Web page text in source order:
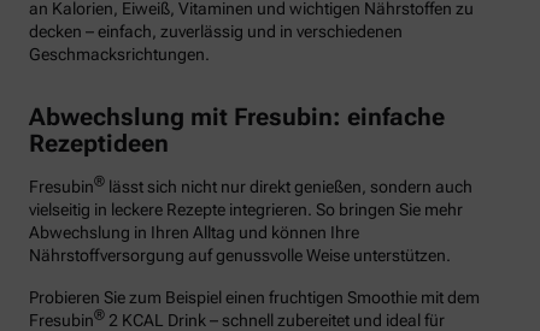
an Kalorien, Eiweiß, Vitaminen und wichtigen Nährstoffen zu
decken – einfach, zuverlässig und in verschiedenen
Geschmacksrichtungen.
Abwechslung mit Fresubin: einfache
Rezeptideen
Fresubin® lässt sich nicht nur direkt genießen, sondern auch
vielseitig in leckere Rezepte integrieren. So bringen Sie mehr
Abwechslung in Ihren Alltag und können Ihre
Nährstoffversorgung auf genussvolle Weise unterstützen.
Probieren Sie zum Beispiel einen fruchtigen Smoothie mit dem
Fresubin® 2 KCAL Drink – schnell zubereitet und ideal für